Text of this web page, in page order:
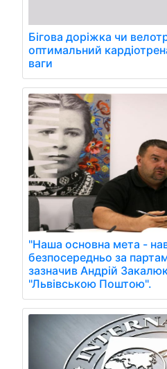
Бігова доріжка чи
оптимальний
ваги
"Наша основна мета -
безпосередньо за
зазначив Андрій
"Львівською Поштою".